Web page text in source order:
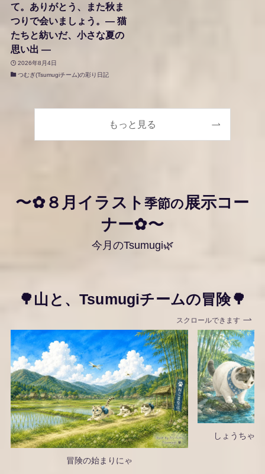
て。ありがとう、また秋ま
つりで会いましょう。― 猫
たちと紡いだ、小さな夏の
思い出 ―
2026年8月4日
つむぎ(Tsumugiチーム)の彩り日記
もっと見る
〜✿８月イラスト季節の展示コー
ナー✿〜
今月のTsumugi🌿
🌳山と、Tsumugiチームの冒険🌳
スクロールできます
冒険の始まりにゃ
しょうちゃ